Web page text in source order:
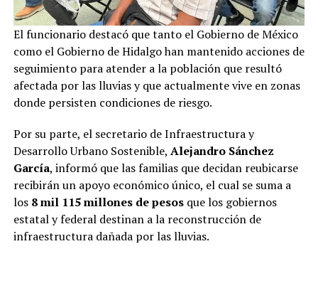
El funcionario destacó que tanto el Gobierno de México
como el Gobierno de Hidalgo han mantenido acciones de
seguimiento para atender a la población que resultó
afectada por las lluvias y que actualmente vive en zonas
donde persisten condiciones de riesgo.
Por su parte, el secretario de Infraestructura y
Desarrollo Urbano Sostenible, Alejandro Sánchez
García, informó que las familias que decidan reubicarse
recibirán un apoyo económico único, el cual se suma a
los 8 mil 115 millones de pesosque los gobiernos
estatal y federal destinan a la reconstrucción de
infraestructura dañada por las lluvias.